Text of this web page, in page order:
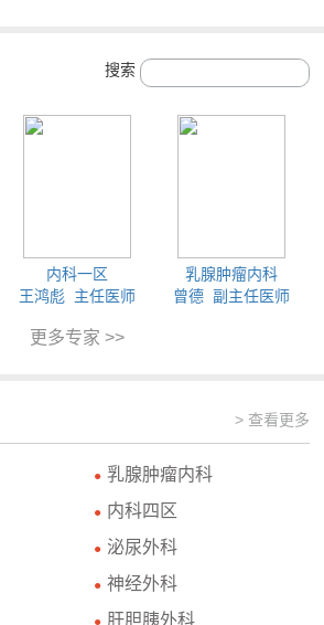
搜索
内科一区
王鸿彪 主任医师
乳腺肿瘤内科
曾德 副主任医师
更多专家 >>
> 查看更多
● 乳腺肿瘤内科
● 内科四区
● 泌尿外科
● 神经外科
肝胆胰外科